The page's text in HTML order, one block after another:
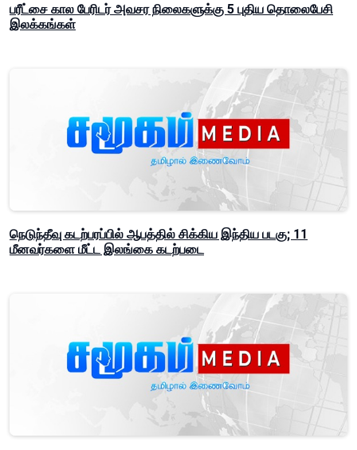
பரீட்சை கால பேரிடர் அவசர நிலைகளுக்கு 5 புதிய தொலைபேசி
இலக்கங்கள்
நெடுந்தீவு கடற்பரப்பில் ஆபத்தில் சிக்கிய இந்திய படகு; 11
மீனவர்களை மீட்ட இலங்கை கடற்படை